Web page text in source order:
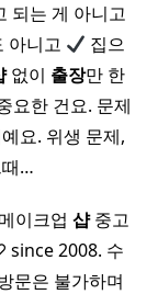
되는 게 아니고
아니고
집으
없이 출장만 한
요한 건요. 문제
요. 위생 문제,
때…
이크업 샵중고
since 2008. 수
문은 불가하며